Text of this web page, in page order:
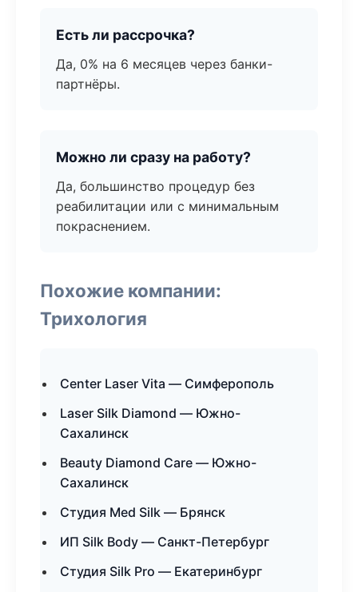
Есть ли рассрочка?
Да, 0% на 6 месяцев через банки-
партнёры.
Можно ли сразу на работу?
Да, большинство процедур без
реабилитации или с минимальным
покраснением.
Похожие компании:
Трихология
Center Laser Vita — Симферополь
Laser Silk Diamond — Южно-
Сахалинск
Beauty Diamond Care — Южно-
Сахалинск
Студия Med Silk — Брянск
ИП Silk Body — Санкт-Петербург
Студия Silk Pro — Екатеринбург